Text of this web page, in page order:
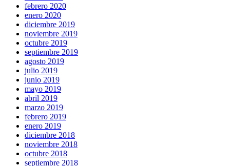
febrero 2020
enero 2020
diciembre 2019
noviembre 2019
octubre 2019
septiembre 2019
agosto 2019
julio 2019
junio 2019
mayo 2019
abril 2019
marzo 2019
febrero 2019
enero 2019
diciembre 2018
noviembre 2018
octubre 2018
septiembre 2018